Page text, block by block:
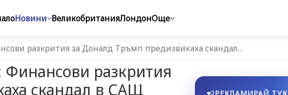
Новини ВеликобританияЛондонОще
разкрития за Доналд Тръмп предизвикаха скандал…
разкрития
скандал в САЩ